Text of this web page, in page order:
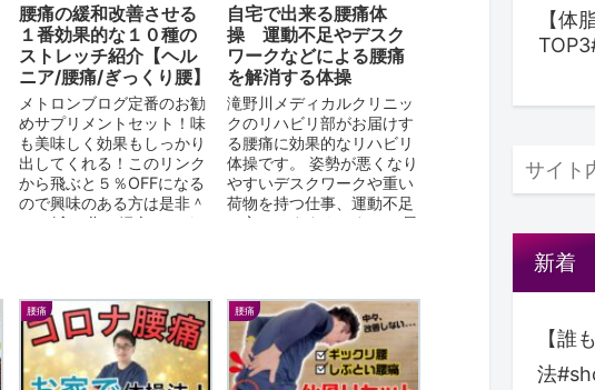
腰痛の緩和改善させる
１番効果的な１０種の
ストレッチ紹介【ヘル
ニア/腰痛/ぎっくり腰】
メトロンブログ定番のお勧
めサプリメントセット！味
も美味しく効果もしっかり
出してくれる！このリンク
から飛ぶと５％OFFになる
ので興味のある方は是非＾
＾ (念の為に紹介コード
自宅で出来る腰痛体
操 運動不足やデスク
ワークなどによる腰痛
を解消する体操
滝野川メディカルクリニッ
クのリハビリ部がお届けす
る腰痛に効果的なリハビリ
体操です。 姿勢が悪くなり
やすいデスクワークや重い
荷物を持つ仕事、運動不足
の方におすすめです。 お風
腰痛 腰痛
【体
新着
【誰
法